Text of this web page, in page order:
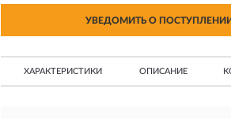
УВЕДОМИТЬ О
ХАРАКТЕРИСТИКИ ОПИСАНИЕ